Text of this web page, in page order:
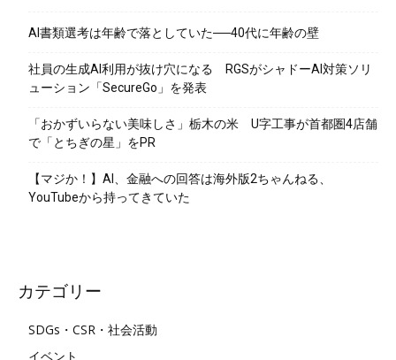
AI書類選考は年齢で落としていた──40代に年齢の壁
社員の生成AI利用が抜け穴になる RGSがシャドーAI対策ソリ
ューション「SecureGo」を発表
「おかずいらない美味しさ」栃木の米 U字工事が首都圏4店舗
で「とちぎの星」をPR
【マジか！】AI、金融への回答は海外版2ちゃんねる、
YouTubeから持ってきていた
カテゴリー
SDGs・CSR・社会活動
イベント